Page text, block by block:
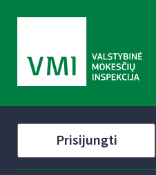
Prisijungti